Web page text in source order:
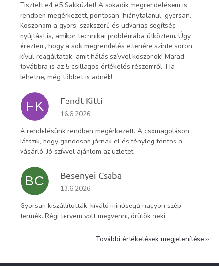
Tisztelt e4 e5 Sakküzlet! A sokadik megrendelésem is
rendben megérkezett, pontosan, hiánytalanul, gyorsan.
Köszönöm a gyors, szakszerű és udvarias segítség
nyújtást is, amikor technikai problémába ütköztem. Úgy
éreztem, hogy a sok megrendelés ellenére szinte soron
kívül reagáltatok, amit hálás szívvel köszönök! Marad
továbbra is az 5 csillagos értékelés részemről. Ha
lehetne, még többet is adnék!
FK Fendt Kitti
Az áruház értékelése 5-ből 5 csillag.
16.6.2026
A rendelésünk rendben megérkezett. A csomagoláson
látszik, hogy gondosan járnak el és tényleg fontos a
vásárló. Jó szívvel ajánlom az üzletet.
BC Besenyei Csaba
Az áruház értékelése 5-ből 5 csillag.
13.6.2026
Gyorsan kiszállították, kíváló minőségű nagyon szép
termék. Régi tervem volt megvenni, örülök neki.
További értékelések megjelenítése